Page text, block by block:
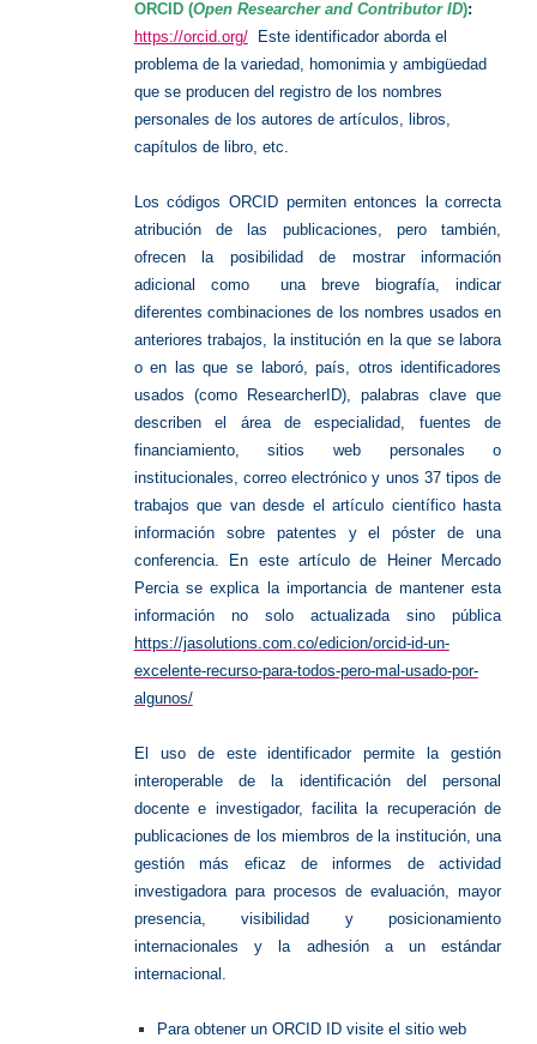
ORCID (Open Researcher and Contributor ID):
https://orcid.org/Este identificador aborda el
problema de la variedad, homonimia y ambigüedad
que se producen del registro de los nombres
personales de los autores de artículos, libros,
capítulos de libro, etc.
Los códigos ORCID permiten entonces la correcta
atribución de las publicaciones, pero también,
ofrecen la posibilidad de mostrar información
adicional como una breve biografía, indicar
diferentes combinaciones de los nombres usados en
anteriores trabajos, la institución en la que se labora
o en las que se laboró, país, otros identificadores
usados (como ResearcherID), palabras clave que
describen el área de especialidad, fuentes de
financiamiento, sitios web personales o
institucionales, correo electrónico y unos 37 tipos de
trabajos que van desde el artículo científico hasta
información sobre patentes y el póster de una
conferencia. En este artículo de Heiner Mercado
Percia se explica la importancia de mantener esta
información no solo actualizada sino pública
https://jasolutions.com.co/edicion/orcid-id-un-
excelente-recurso-para-todos-pero-mal-usado-por-
algunos/
El uso de este identificador permite la gestión
interoperable de la identificación del personal
docente e investigador, facilita la recuperación de
publicaciones de los miembros de la institución, una
gestión más eficaz de informes de actividad
investigadora para procesos de evaluación, mayor
presencia, visibilidad y posicionamiento
internacionales y la adhesión a un estándar
internacional.
Para obtener un ORCID ID visite el sitio web